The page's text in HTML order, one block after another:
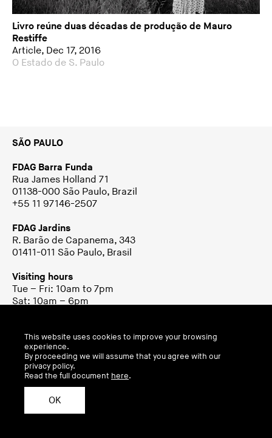
Livro reúne duas décadas de produção de Mauro
Restiffe
Article, Dec 17, 2016
O Estado de S. Paulo
SÃO PAULO
FDAG Barra Funda
Rua James Holland 71
01138-000 São Paulo, Brazil
+55 11 97146-2507
FDAG Jardins
R. Barão de Capanema, 343
01411-011 São Paulo, Brasil
Visiting hours
Tue – Fri: 10am to 7pm
Sat: 10am – 6pm
Carpintaria
This website uses cookies to improve your browsing
experience.
By proceeding we will assume that you agree with our
privacy policy.
Read the full document here.
OK